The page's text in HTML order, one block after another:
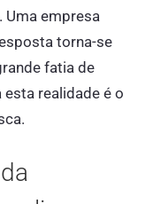
Uma empresa
torna-se
fatia de
realidade é o